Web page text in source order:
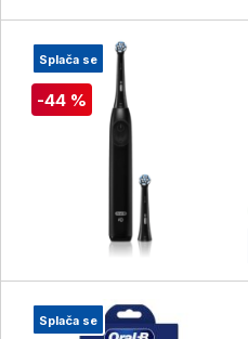
Splača se
-44 %
Splača se